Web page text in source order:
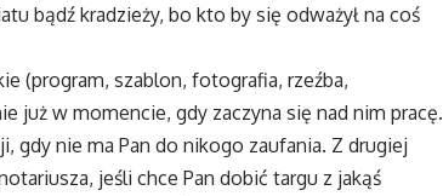
bądź kradzieży, bo kto by się odważył na coś
(program, szablon, fotografia, rzeźba,
już w momencie, gdy zaczyna się nad nim pracę.
nie ma Pan do nikogo zaufania. Z drugiej
jeśli chce Pan dobić targu z jakąś